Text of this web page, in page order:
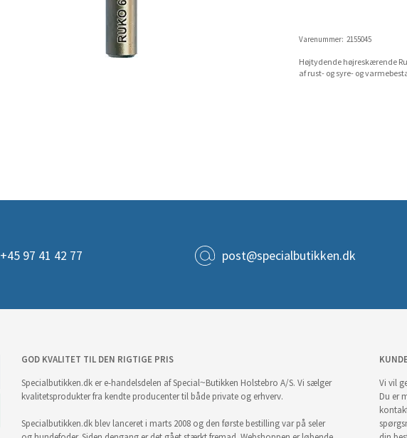
Varenummer: 2155045
Højtydende højreskærende
af rust- og syre- og
+45 97 41 42 77 post@specialbutikken.dk
GOD KVALITET TIL DEN RIGTIGE PRIS
Specialbutikken.dk er e-handelsdelen af Special~Butikken Holstebro A/S. Vi sælger
kvalitetsprodukter fra kendte producenter til både private og erhverv.
Specialbutikken.dk blev lanceret i marts 2008 og den første bestilling var på seler
Vi vil
Du er